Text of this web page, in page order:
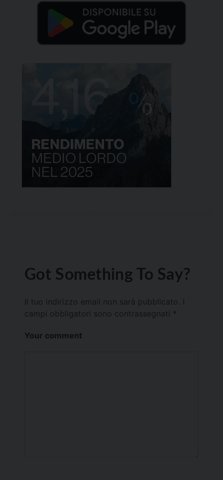
Got Something To Say?
Il tuo indirizzo email non sarà pubblicato.
campi obbligatori sono contrassegnati *
Your comment